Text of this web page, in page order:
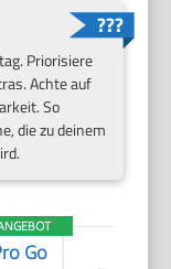
Priorisiere
Achte auf
So
die zu deinem
Go